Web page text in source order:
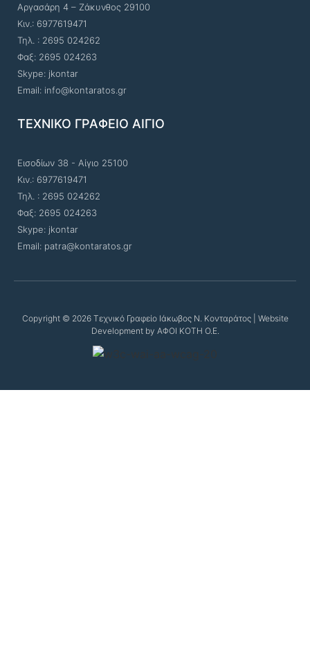
Αργασάρη 4 – Ζάκυνθος 29100
Κιν.: 6977619471
Τηλ. : 2695 024262
Φαξ: 2695 024263
Skype: jkontar
Email: info@kontaratos.gr
ΤΕΧΝΙΚΟ ΓΡΑΦΕΙΟ ΑΙΓΙΟ
Εισοδίων 38 - Αίγιο 25100
Κιν.: 6977619471
Τηλ. : 2695 024262
Φαξ: 2695 024263
Skype: jkontar
Email: patra@kontaratos.gr
Copyright © 2026 Τεχνικό Γραφείο Ιάκωβος Ν. Κονταράτος | Website
Development by ΑΦΟΙ ΚΟΤΗ Ο.Ε.